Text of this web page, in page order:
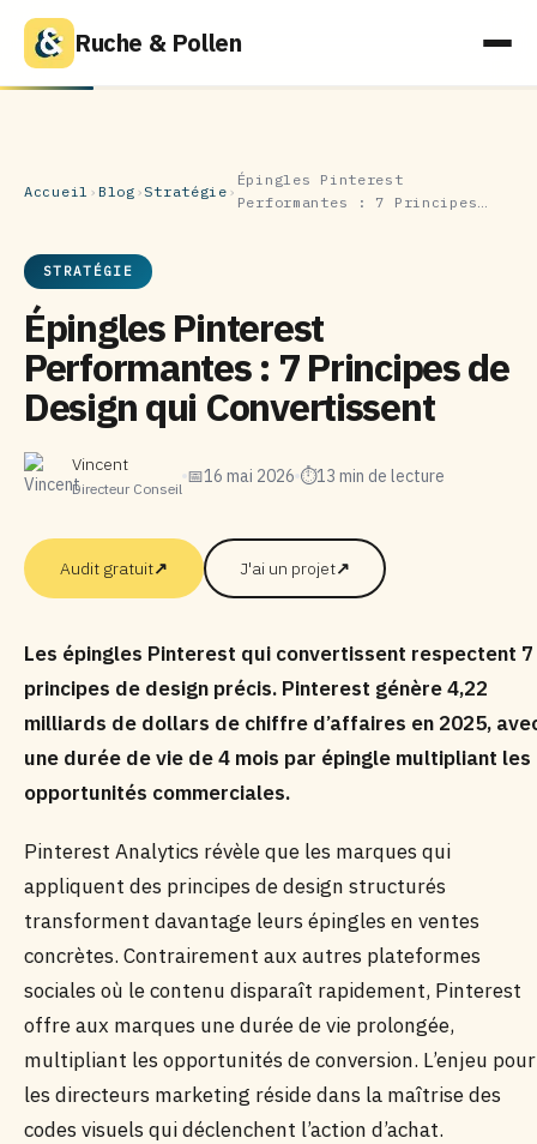
Ruche & Pollen
Accueil › Blog ›Stratégie ›
Épingles Pinterest
Performantes : 7 Principes…
STRATÉGIE
Épingles Pinterest
Performantes : 7 Principes de
Design qui Convertissent
Vincent
Directeur Conseil
📅16 mai 2026 ⏱13 min de lecture
Audit gratuit↗ J'ai un projet↗
Les épingles Pinterest qui convertissent respectent 7
principes de design précis. Pinterest génère 4,22
milliards de dollars de chiffre d’affaires en 2025,
une durée de vie de 4 mois par épingle multipliant les
opportunités commerciales.
Pinterest Analytics révèle que les marques qui
appliquent des principes de design structurés
transforment davantage leurs épingles en ventes
concrètes. Contrairement aux autres plateformes
sociales où le contenu disparaît rapidement, Pinterest
offre aux marques une durée de vie prolongée,
multipliant les opportunités de conversion. L’enjeu pour
les directeurs marketing réside dans la maîtrise des
codes visuels qui déclenchent l’action d’achat.